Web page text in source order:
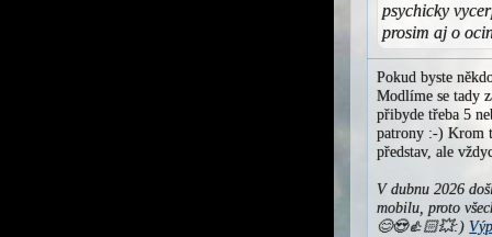
psychicky
prosim aj o
Pokud byste
Modlíme se tady
přibyde třeba 5
patrony :-) Krom
představ, ale
V dubnu 2026
mobilu, proto
😊😍👍🏻💥:)